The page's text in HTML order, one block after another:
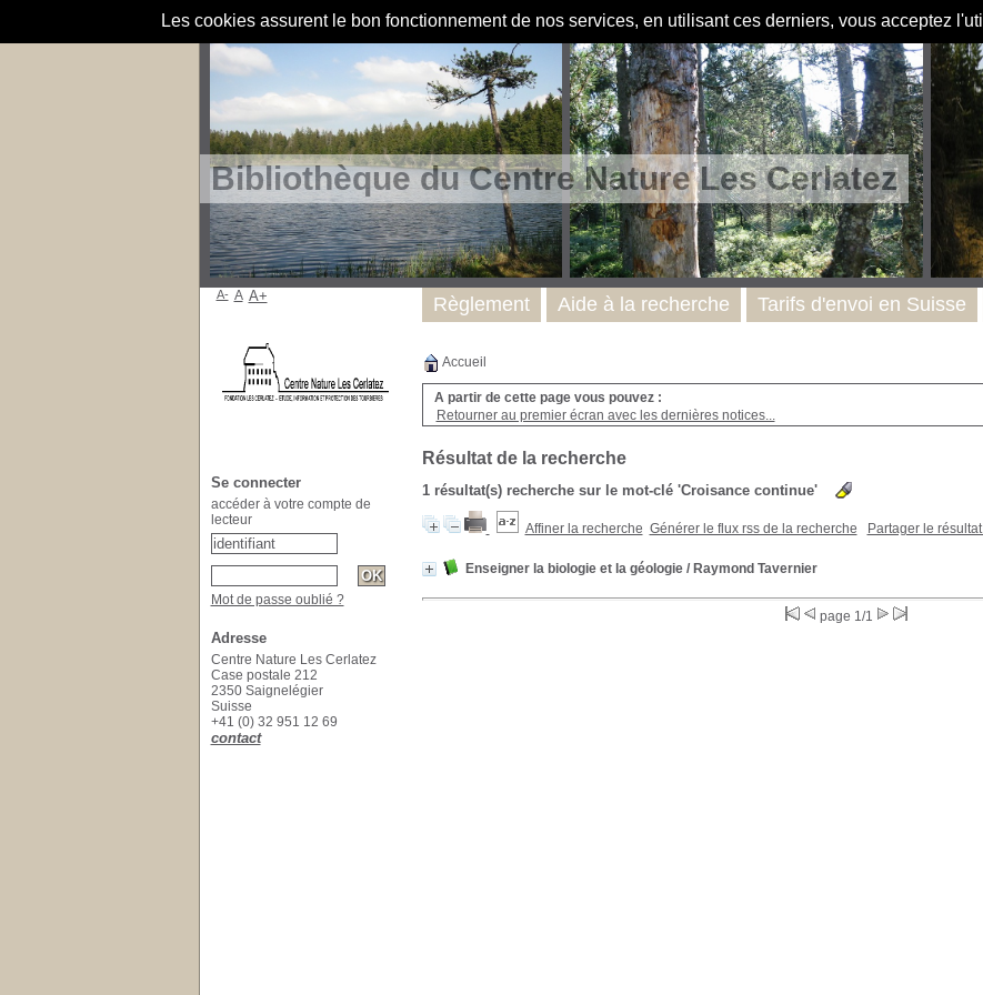
Les cookies assurent le bon fonctionnement de nos services, en utilisant ces derniers, vous acceptez
Bibliothèque du Centre Nature Les Cerlatez
Accueil
A partir de cette page vous pouvez :
Retourner au premier écran avec les dernières notices...
Résultat de la recherche
1 résultat(s) recherche sur le mot-clé 'Croisance continue'
Affiner la recherche Générer le flux rss de la recherche Partager le
Enseigner la biologie et la géologie/ Raymond Tavernier
page 1/1
Règlement Aide à la recherche Tarifs d'envoi en Suisse
A- A A+
Se connecter
accéder à votre compte de
lecteur
Mot de passe oublié ?
Adresse
Centre Nature Les Cerlatez
Case postale 212
2350 Saignelégier
Suisse
+41 (0) 32 951 12 69
contact